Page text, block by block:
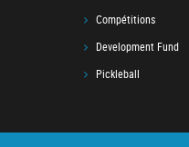
Compétitions
Development Fund
Pickleball